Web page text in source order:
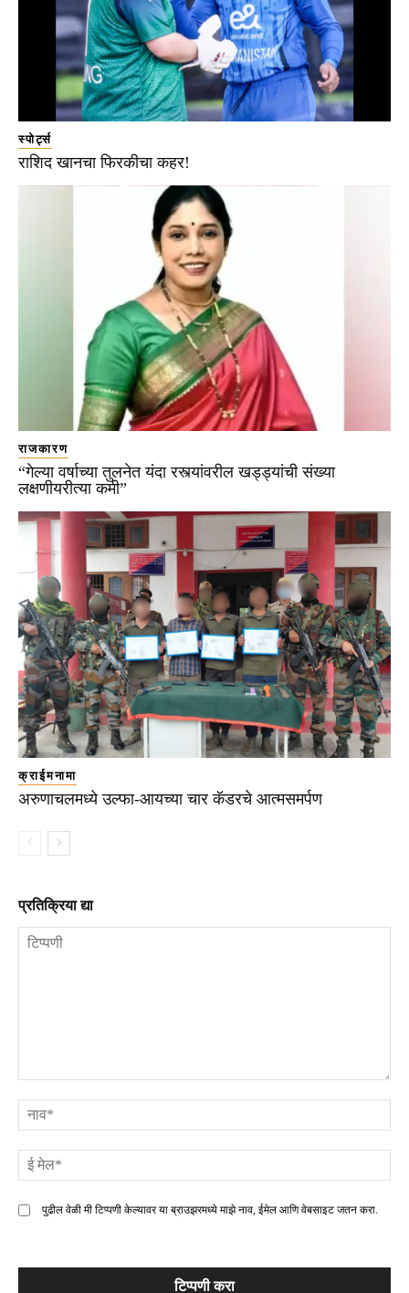
स्पोर्ट्स
राशिद खानचा फिरकीचा कहर!
राजकारण
“गेल्या वर्षाच्या तुलनेत यंदा रस्त्यांवरील खड्ड्यांची संख्या
लक्षणीयरीत्या कमी”
क्राईमनामा
अरुणाचलमध्ये उल्फा-आयच्या चार कॅडरचे आत्मसमर्पण
प्रतिक्रिया द्या
पुढील वेळी मी टिप्पणी केल्यावर या ब्राउझरमध्ये माझे नाव, ईमेल आणि वेबसाइट जतन करा.